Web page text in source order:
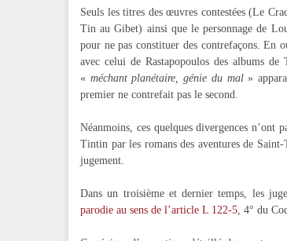
Seuls les titres des œuvres contestées (Le
Tin au Gibet) ainsi que le personnage de
pour ne pas constituer des contrefaçons. En
avec celui de Rastapopoulos des albums
« méchant planétaire, génie du mal»
premier ne contrefait pas le second.
Néanmoins, ces quelques divergences n’ont
Tintin par les romans des aventures de
jugement.
Dans un troisième et dernier temps, les
parodie au sens de l’article L 122-5, 4° du